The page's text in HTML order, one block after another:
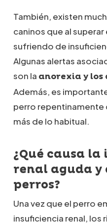
También, existen
caninos que al
sufriendo de
Algunas alertas
son la anorexia y los
Además, es
perro repentinamente
más de lo habitual.
¿Qué causa
renal aguda y
perros?
Una vez que el perro
insuficiencia renal, los